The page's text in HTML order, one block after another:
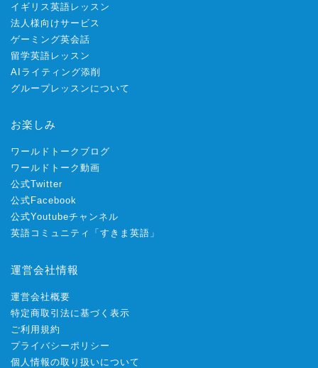
イギリス英語レッスン
法人様向けサービス
ゲーミング英会話
留学英語レッスン
AIライティング添削
グループレッスンについて
お楽しみ
ワールドトークブログ
ワールドトーク動画
公式Twitter
公式Facebook
公式Youtubeチャンネル
英語コミュニティ「すきま英語」
運営会社情報
運営会社概要
特定商取引法に基づく表示
ご利用規約
プライバシーポリシー
個人情報の取り扱いについて